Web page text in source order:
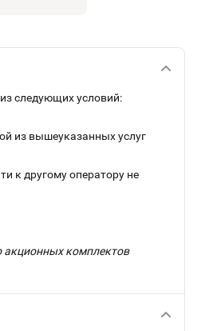
следующих условий:
из вышеуказанных услуг
к другому оператору не
акционных комплектов